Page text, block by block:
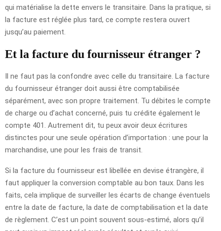
qui matérialise la dette envers le transitaire. Dans la pratique, si
la facture est réglée plus tard, ce compte restera ouvert
jusqu’au paiement.
Et la facture du fournisseur étranger ?
Il ne faut pas la confondre avec celle du transitaire. La facture
du fournisseur étranger doit aussi être comptabilisée
séparément, avec son propre traitement. Tu débites le compte
de charge ou d’achat concerné, puis tu crédite également le
compte 401. Autrement dit, tu peux avoir deux écritures
distinctes pour une seule opération d’importation : une pour la
marchandise, une pour les frais de transit.
Si la facture du fournisseur est libellée en devise étrangère, il
faut appliquer la conversion comptable au bon taux. Dans les
faits, cela implique de surveiller les écarts de change éventuels
entre la date de facture, la date de comptabilisation et la date
de règlement. C’est un point souvent sous-estimé, alors qu’il